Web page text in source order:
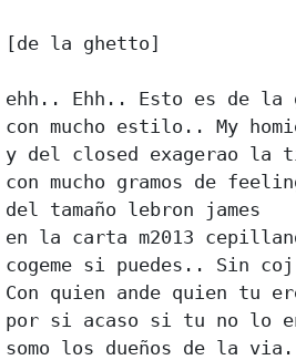
[de la ghetto]
ehh.. Ehh.. Esto es de la
con mucho estilo.. My
y del closed exagerao la
con mucho gramos de
del tamaño lebron james
en la carta m2013
cogeme si puedes.. Sin
Con quien ande quien tu
por si acaso si tu no lo
somo los dueños de la